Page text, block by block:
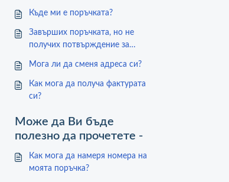
Къде ми е поръчката?
Завърших поръчката, но не
получих потвърждение за
Мога ли да сменя адреса си?
Как мога да получа фактурата
си?
Може да Ви бъде
полезно да прочетете -
Как мога да намеря номера на
моята поръчка?